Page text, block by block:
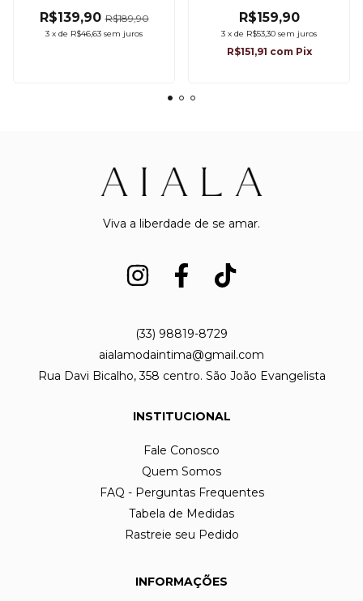
R$139,90R$189,90
3 x de R$46,63 sem juros
R$159,90
3 x de R$53,30 sem juros
R$151,91 com Pix
Viva a liberdade de se amar.
(33) 98819-8729
aialamodaintima@gmail.com
Rua Davi Bicalho, 358 centro. São João Evangelista
INSTITUCIONAL
Fale Conosco
Quem Somos
FAQ - Perguntas Frequentes
Tabela de Medidas
Rastreie seu Pedido
INFORMAÇÕES